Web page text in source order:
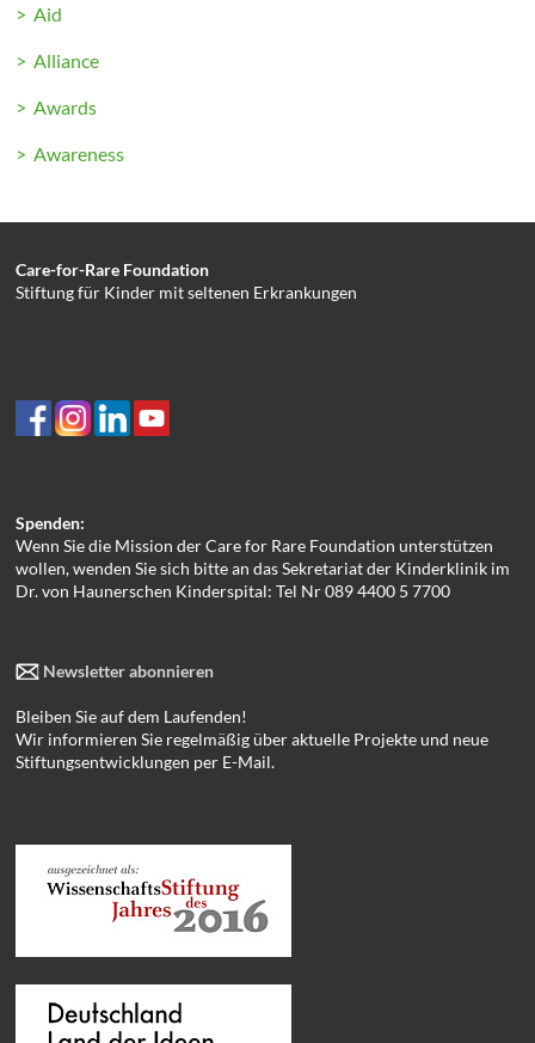
> Aid
> Alliance
> Awards
> Awareness
Care-for-Rare Foundation
Stiftung für Kinder mit seltenen Erkrankungen
Spenden:
Wenn Sie die Mission der Care for Rare Foundation unterstützen
wollen, wenden Sie sich bitte an das Sekretariat der Kinderklinik im
Dr. von Haunerschen Kinderspital: Tel Nr 089 4400 5 7700
Newsletter abonnieren
Bleiben Sie auf dem Laufenden!
Wir informieren Sie regelmäßig über aktuelle Projekte und neue
Stiftungsentwicklungen per E-Mail.